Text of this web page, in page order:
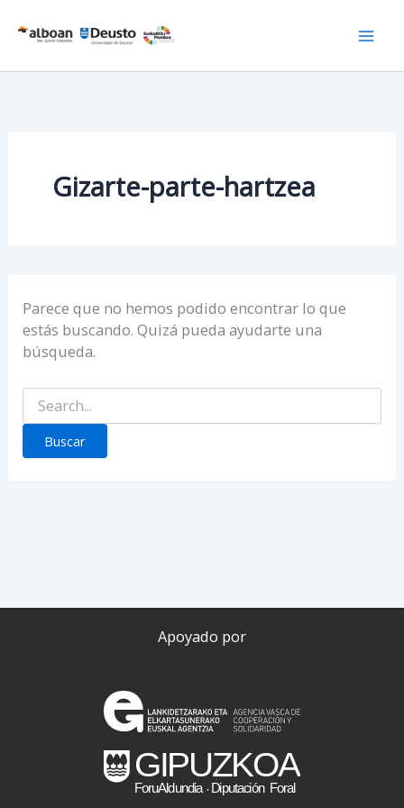
Gizarte-parte-hartzea
Parece que no hemos podido encontrar lo que
estás buscando. Quizá pueda ayudarte una
búsqueda.
Buscar
por:
Apoyado por